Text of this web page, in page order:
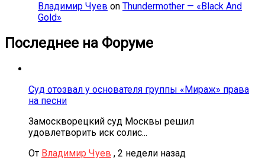
Владимир Чуев on Thundermother — «Black And
Gold»
Последнее на Форуме
Суд отозвал у основателя группы «Мираж» права
на песни
Замоскворецкий суд Москвы решил
удовлетворить иск солис...
От Владимир Чуев , 2 недели назад